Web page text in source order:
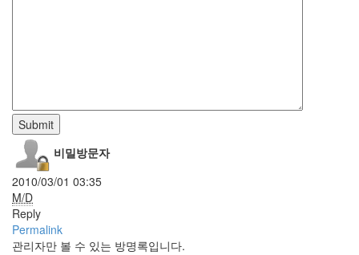
Submit
비밀방문자
2010/03/01 03:35
M/D
Reply
Permalink
관리자만 볼 수 있는 방명록입니다.
벤
RomanticRed
MS700
HTML
Tag
차
마
고
도